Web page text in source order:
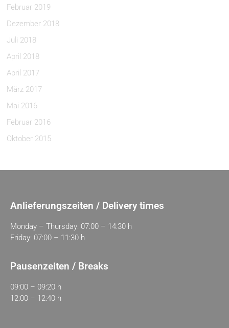
Februar 2019
Dezember 2018
Juli 2018
April 2018
April 2017
März 2017
Mai 2016
Februar 2016
Oktober 2015
Anlieferungszeiten / Delivery times
Monday – Thursday: 07:00 – 14:30 h
Friday: 07:00 – 11:30 h
Pausenzeiten / Breaks
09:00 – 09:20 h
12:00 – 12:40 h